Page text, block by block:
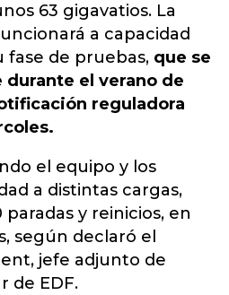
63 gigavatios. La
a capacidad
fase de pruebas, que se
durante el verano de
reguladora
el equipo y los
a distintas cargas,
paradas y reinicios, en
según declaró el
jefe adjunto de
de EDF.